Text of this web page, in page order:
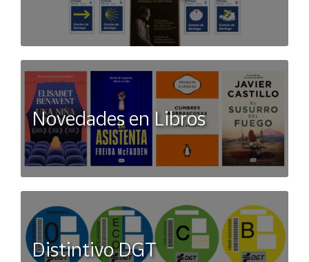
Novedades en Libros
Distintivo DGT